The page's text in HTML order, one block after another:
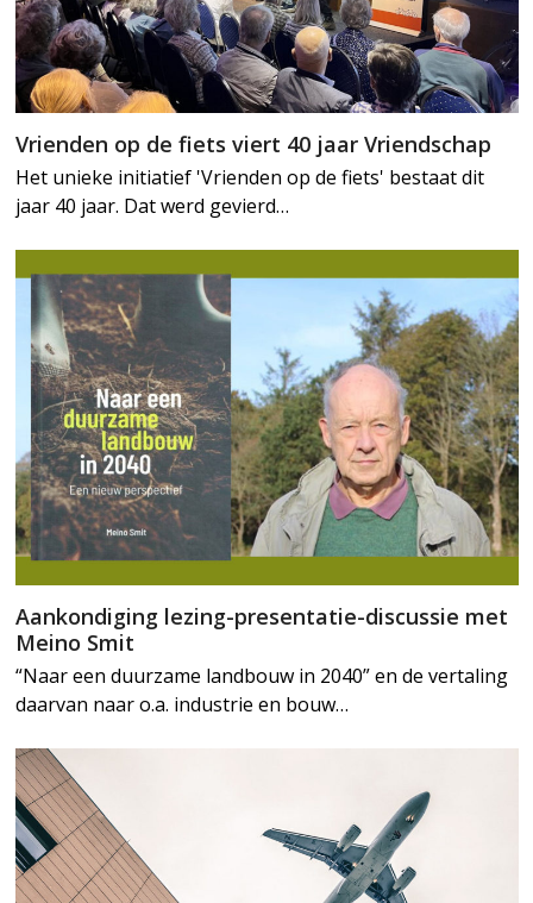
Vrienden op de fiets viert 40 jaar Vriendschap
Het unieke initiatief 'Vrienden op de fiets' bestaat dit
jaar 40 jaar. Dat werd gevierd…
Aankondiging lezing-presentatie-discussie met
Meino Smit
“Naar een duurzame landbouw in 2040” en de vertaling
daarvan naar o.a. industrie en bouw…